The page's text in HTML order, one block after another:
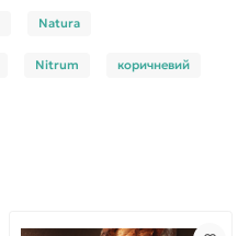
Natura
Nitrum коричневий